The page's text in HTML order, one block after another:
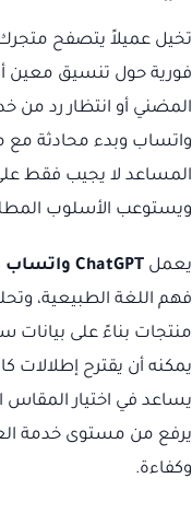
تخيل عميلاً يتصفح متجرك
فورية حول تنسيق معين
المضني أو انتظار رد من
المساعد لا يجيب فقط
ويستوعب الأسلوب
يعمل ChatGPT واتساب
فهم اللغة الطبيعية،
منتجات بناءً على
يمكنه أن يقترح
يساعد في اختيار
يرفع من مستوى خدمة
وكفاءة.